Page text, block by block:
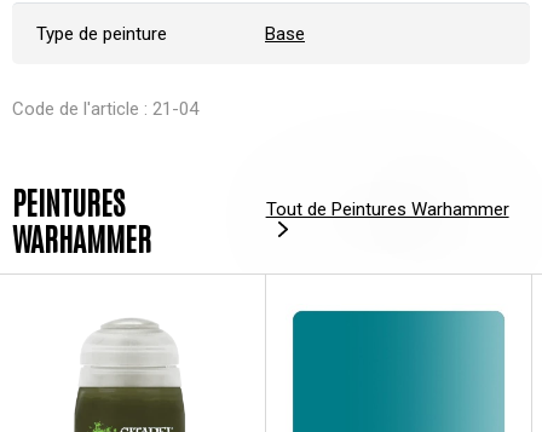
Type de peinture Base
Code de l'article : 21-04
PEINTURES
WARHAMMER
Tout de Peintures Warhammer